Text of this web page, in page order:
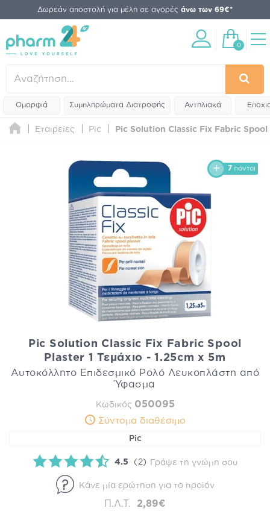
Δωρεάν αποστολή για μέλη σε αγορές άνω των 69€*
0
Ομορφιά Συμπληρώματα Διατροφής Αντηλιακά
Εταιρείες Pic Pic Solution Classic Fix Fabric Spool
7 πόντοι
Pic Solution Classic Fix Fabric Spool
Plaster 1 Τεμάχιο - 1.25cm x 5m
Αυτοκόλλητο Επιδεσμικό Ρολό Λευκοπλάστη από
Ύφασμα
Κωδικός 050095
Σύντομα διαθέσιμο
Pic
4.5 (2) Γράψε τη γνώμη σου
Κάνε μία ερώτηση για το προϊόν
Π.Λ.Τ. 2,89€